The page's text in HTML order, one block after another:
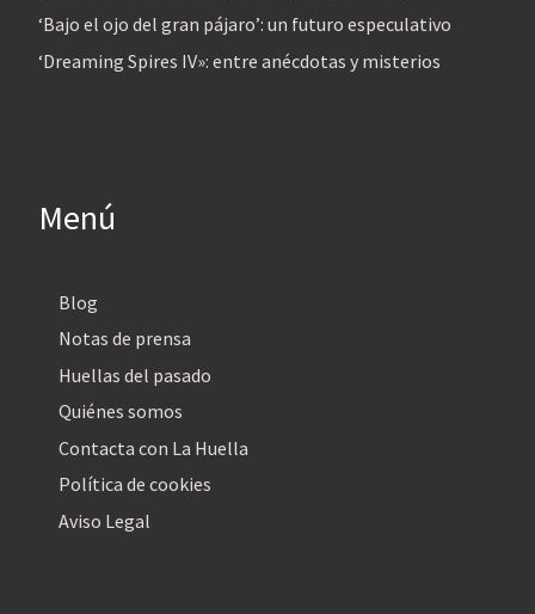
‘Bajo el ojo del gran pájaro’: un futuro especulativo
‘Dreaming Spires IV»: entre anécdotas y misterios
Menú
Blog
Notas de prensa
Huellas del pasado
Quiénes somos
Contacta con La Huella
Política de cookies
Aviso Legal